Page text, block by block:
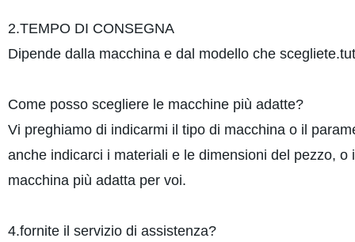
2.TEMPO DI CONSEGNA
Dipende dalla macchina e dal modello che
Come posso scegliere le macchine più adatte?
Vi preghiamo di indicarmi il tipo di macchina o il
anche indicarci i materiali e le dimensioni del pezzo,
macchina più adatta per voi.
4.fornite il servizio di assistenza?